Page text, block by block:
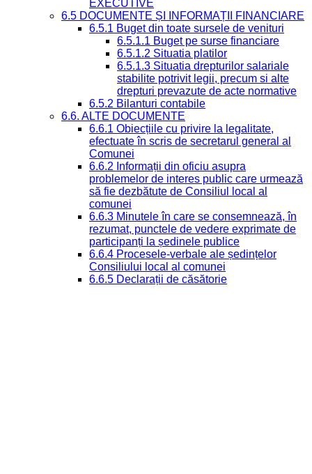
EXECUTIVE
6.5 DOCUMENTE ȘI INFORMAȚII FINANCIARE
6.5.1 Buget din toate sursele de venituri
6.5.1.1 Buget pe surse financiare
6.5.1.2 Situatia platilor
6.5.1.3 Situatia drepturilor salariale
stabilite potrivit legii, precum si alte
drepturi prevazute de acte normative
6.5.2 Bilanturi contabile
6.6. ALTE DOCUMENTE
6.6.1 Obiecțiile cu privire la legalitate,
efectuate în scris de secretarul general al
Comunei
6.6.2 Informații din oficiu asupra
problemelor de interes public care urmează
să fie dezbătute de Consiliul local al
comunei
6.6.3 Minutele în care se consemnează, în
rezumat, punctele de vedere exprimate de
participanți la ședinele publice
6.6.4 Procesele-verbale ale ședințelor
Consiliului local al comunei
6.6.5 Declarații de căsătorie